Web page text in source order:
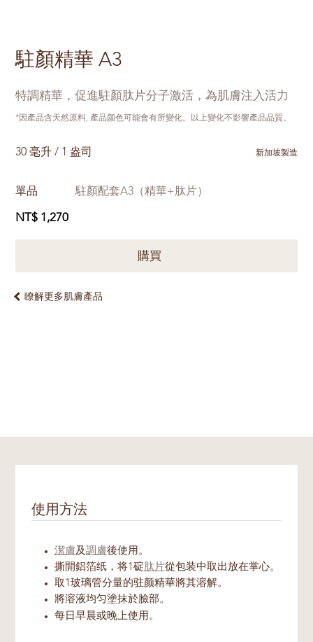
駐顏精華 A3
特調精華，促進駐顏肽片分子激活，為肌膚注入活力
*因產品含天然原料, 產品颜色可能會有所變化。以上變化不影響產品品質。
30 毫升 / 1 盎司 新加坡製造
單品 駐顏配套A3（精華+肽片）
NT$ 1,270
購買
瞭解更多肌膚產品
使用方法
潔膚及 調膚後使用。
撕開鋁箔纸，将1碇肽片從包装中取出放在掌心。
取1玻璃管分量的驻颜精華將其溶解。
將溶液均匀塗抹於臉部。
每日早晨或晚上使用。